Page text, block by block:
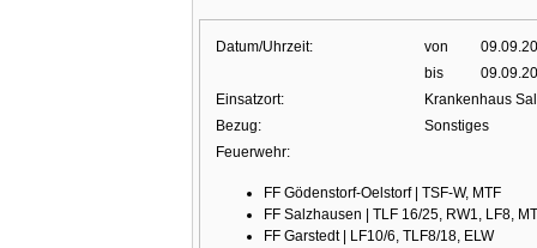
Datum/Uhrzeit: von
bis
Einsatzort:
Krankenhaus
Bezug:
Sonstiges
Feuerwehr:
FF Gödenstorf-Oelstorf | TSF-W, MTF
FF Salzhausen | TLF 16/25, RW1, LF8,
FF Garstedt | LF10/6, TLF8/18, ELW